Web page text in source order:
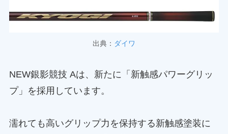
出典： ダイワ
NEW銀影競技 Aは、新たに「新触感パワーグリッ
プ」を採用しています。
濡れても高いグリップ力を保持する新触感塗装に